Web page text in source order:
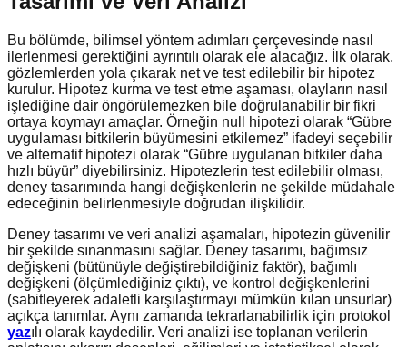
Bu bölümde, bilimsel yöntem adımları çerçevesinde nasıl
ilerlenmesi gerektiğini ayrıntılı olarak ele alacağız. İlk olarak,
gözlemlerden yola çıkarak net ve test edilebilir bir hipotez
kurulur. Hipotez kurma ve test etme aşaması, olayların nasıl
işlediğine dair öngörülemezken bile doğrulanabilir bir fikri
ortaya koymayı amaçlar. Örneğin null hipotezi olarak “Gübre
uygulaması bitkilerin büyümesini etkilemez” ifadeyi seçebilir
ve alternatif hipotezi olarak “Gübre uygulanan bitkiler daha
hızlı büyür” diyebilirsiniz. Hipotezlerin test edilebilir olması,
deney tasarımında hangi değişkenlerin ne şekilde müdahale
edeceğinin belirlenmesiyle doğrudan ilişkilidir.
Deney tasarımı ve veri analizi aşamaları, hipotezin güvenilir
bir şekilde sınanmasını sağlar. Deney tasarımı, bağımsız
değişkeni (bütünüyle değiştirebildiğiniz faktör), bağımlı
değişkeni (ölçümlediğiniz çıktı), ve kontrol değişkenlerini
(sabitleyerek adaletli karşılaştırmayı mümkün kılan unsurlar)
açıkça tanımlar. Aynı zamanda tekrarlanabilirlik için protokol
yazılı olarak kaydedilir. Veri analizi ise toplanan verilerin